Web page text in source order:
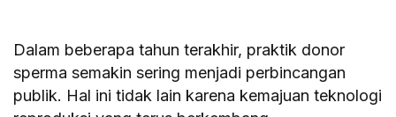
Dalam beberapa tahun terakhir, praktik donor
sperma semakin sering menjadi perbincangan
publik. Hal ini tidak lain karena kemajuan teknologi